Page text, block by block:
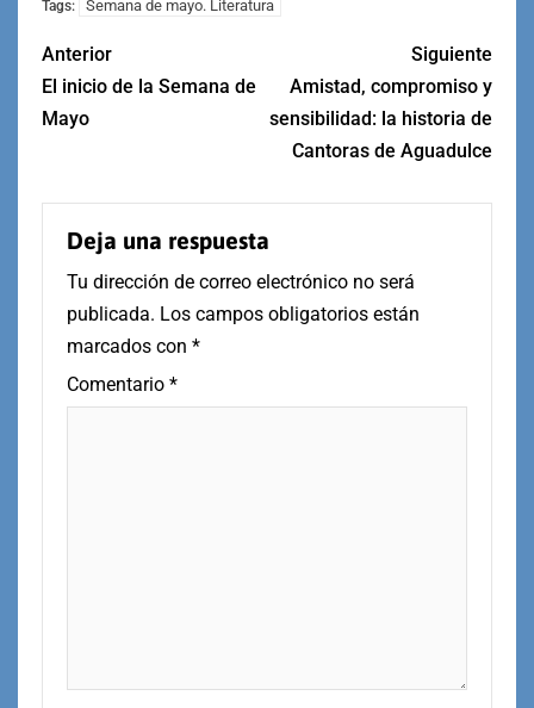
Tags: Semana de mayo. Literatura
Anterior
El inicio de la Semana de
Mayo
Siguiente
Amistad, compromiso y
sensibilidad: la historia de
Cantoras de Aguadulce
Deja una respuesta
Tu dirección de correo electrónico no será
publicada. Los campos obligatorios están
marcados con *
Comentario *